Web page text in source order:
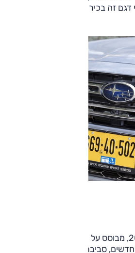
דגם זה בכיר מפורסטר שתמיד נראה
הדור השישי הוצג ב־2019, מבוסס על הרצפה הגלובלית החדשה
סביבת נהג עדכנית, מפרט